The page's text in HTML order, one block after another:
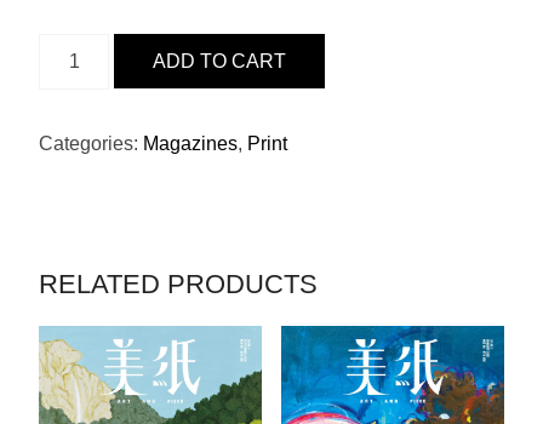
ISSUE
丁
QUANTITY
ADD TO CART
Categories: Magazines, Print
RELATED PRODUCTS